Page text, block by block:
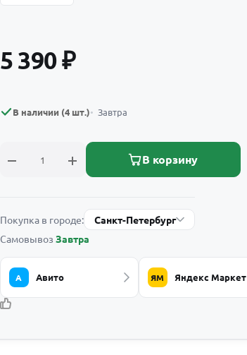
5 390₽
В наличии (4 шт.) Завтра
В корзину
Покупка в городе:
Санкт-Петербург
Самовывоз Завтра
А Авито ЯМ Яндекс Маркет